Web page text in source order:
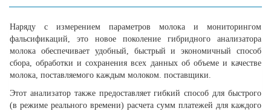
Наряду с измерением параметров молока и мониторингом
фальсификаций, это новое поколение гибридного анализатора
молока обеспечивает удобный, быстрый и экономичный способ
сбора, обработки и сохранения всех данных об объеме и качестве
молока, поставляемого каждым молоком. поставщики.
Этот анализатор также предоставляет гибкий способ для быстрого
(в режиме реального времени) расчета сумм платежей для каждого